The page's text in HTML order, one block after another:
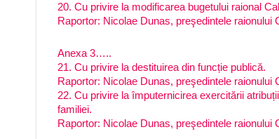
20. Cu privire la modificarea bugetului raional
Raportor: Nicolae Dunas, preşedintele raionului
Anexa 3…..
21. Cu privire la destituirea din funcție publică.
Raportor: Nicolae Dunas, preşedintele raionului
22. Cu privire la împuternicirea exercitării
familiei.
Raportor: Nicolae Dunas, preşedintele raionului